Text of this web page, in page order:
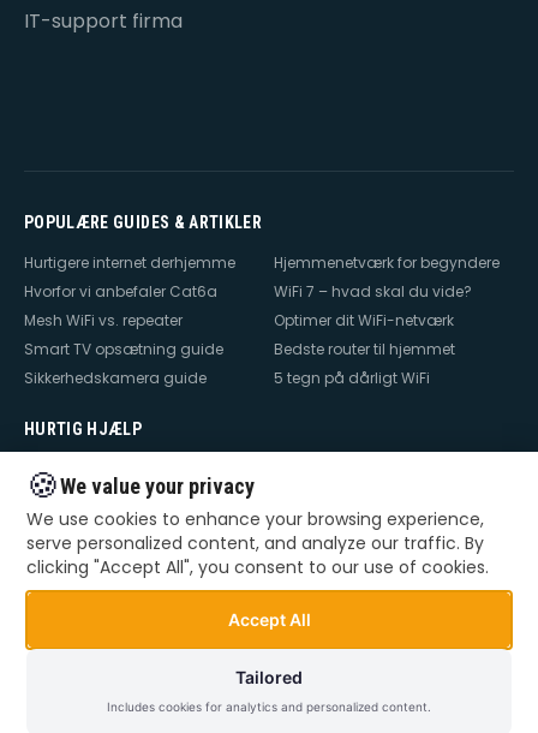
IT-support firma
POPULÆRE GUIDES & ARTIKLER
Hurtigere internet derhjemme
Hjemmenetværk for begyndere
Hvorfor vi anbefaler Cat6a
WiFi 7 – hvad skal du vide?
Mesh WiFi vs. repeater
Optimer dit WiFi-netværk
Smart TV opsætning guide
Bedste router til hjemmet
Sikkerhedskamera guide
5 tegn på dårligt WiFi
HURTIG HJÆLP
Hjælp til internet
Hjælp til TV
Hjælp til router
WiFi falder ud
TV der ikke virker
Dårlig WiFi
Mesh WiFi opsætning
Videoovervågning – privat &
🍪We value your privacy
We use cookies to enhance your browsing experience,
serve personalized content, and analyze our traffic. By
clicking "Accept All", you consent to our use of cookies.
Accept All
Tailored
Includes cookies for analytics and personalized content.